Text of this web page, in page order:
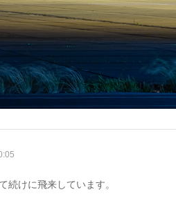
続けに飛来しています。